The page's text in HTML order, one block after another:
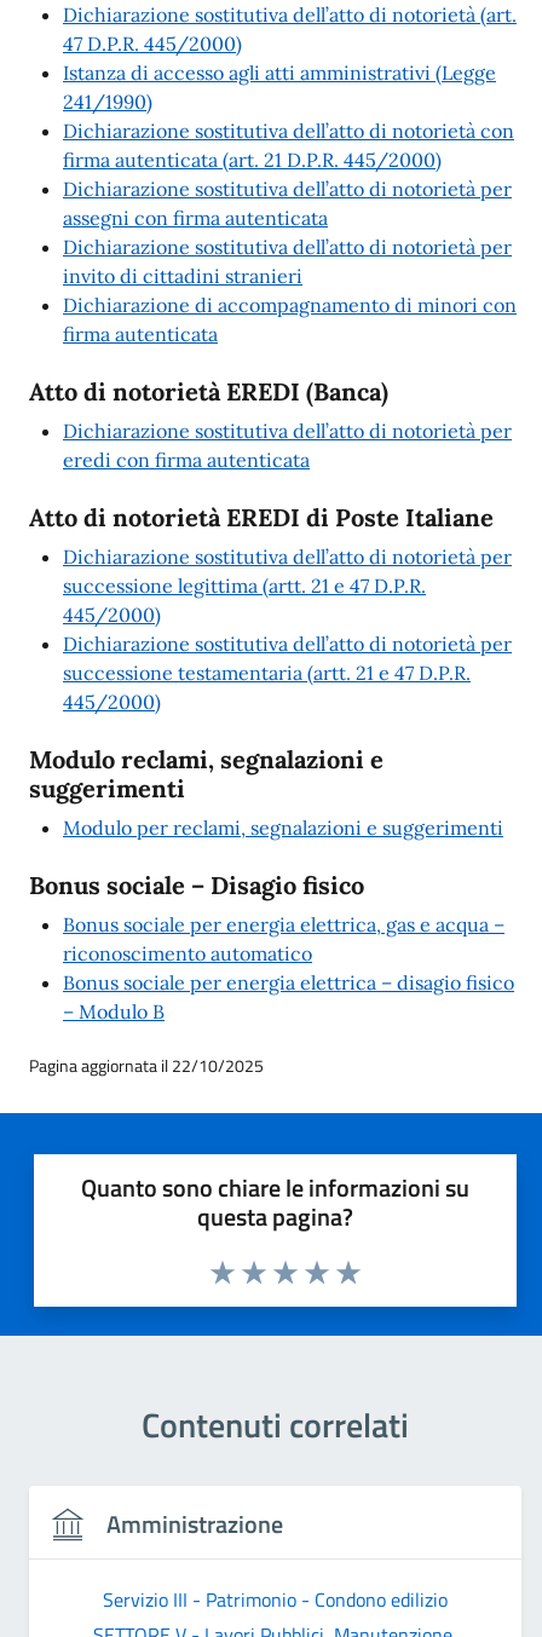
Dichiarazione sostitutiva dell’atto di notorietà (art.
47 D.P.R. 445/2000)
Istanza di accesso agli atti amministrativi (Legge
241/1990)
Dichiarazione sostitutiva dell’atto di notorietà con
firma autenticata (art. 21 D.P.R. 445/2000)
Dichiarazione sostitutiva dell’atto di notorietà per
assegni con firma autenticata
Dichiarazione sostitutiva dell’atto di notorietà per
invito di cittadini stranieri
Dichiarazione di accompagnamento di minori con
firma autenticata
Atto di notorietà EREDI (Banca)
Dichiarazione sostitutiva dell’atto di notorietà per
eredi con firma autenticata
Atto di notorietà EREDI di Poste Italiane
Dichiarazione sostitutiva dell’atto di notorietà per
successione legittima (artt. 21 e 47 D.P.R.
445/2000)
Dichiarazione sostitutiva dell’atto di notorietà per
successione testamentaria (artt. 21 e 47 D.P.R.
445/2000)
Modulo reclami, segnalazioni e
suggerimenti
Modulo per reclami, segnalazioni e suggerimenti
Bonus sociale – Disagio fisico
Bonus sociale per energia elettrica, gas e acqua –
riconoscimento automatico
Bonus sociale per energia elettrica – disagio fisico
– Modulo B
Pagina aggiornata il 22/10/2025
Quanto sono chiare le informazioni su
questa pagina?
Valuta 5 stelle su 5
Valuta 4 stelle su 5
Valuta 3 stelle su 5
Valuta 2 stelle su 5
Valuta 1 stelle su 5
Contenuti correlati
Amministrazione
Servizio III - Patrimonio - Condono edilizio